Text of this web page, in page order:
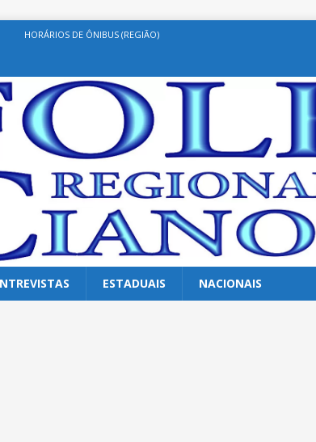
HORÁRIOS DE ÔNIBUS (REGIÃO)
ESTADUAIS NACIONAIS